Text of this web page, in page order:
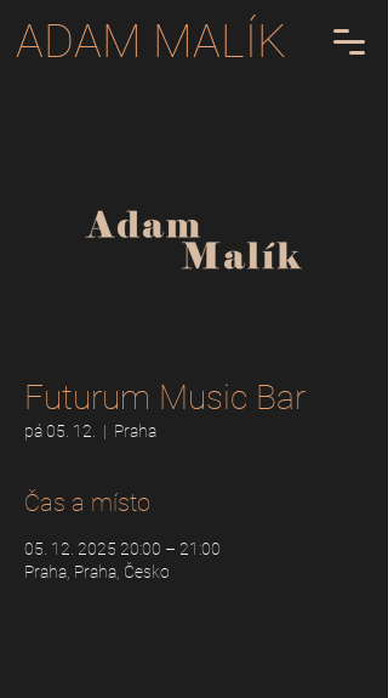
ADAM MALÍK
Futurum Music Bar
pá 05. 12.
  |
Praha
Čas a místo
05. 12. 2025 20:00 – 21:00
Praha, Praha, Česko